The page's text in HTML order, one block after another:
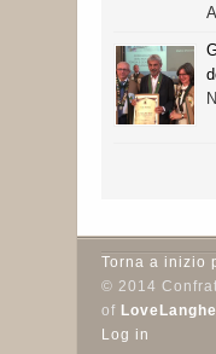
Torna a inizio
© 2014
of LoveLanghe
Log in